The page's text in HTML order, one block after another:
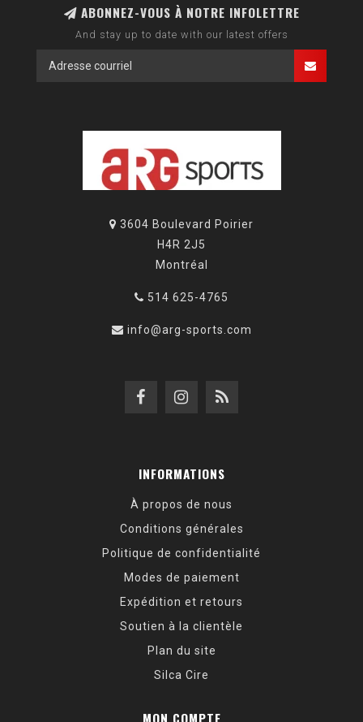
ABONNEZ-VOUS À NOTRE INFOLETTRE
And stay up to date with our latest offers
3604 Boulevard Poirier
H4R 2J5
Montréal
514 625-4765
info@arg-sports.com
INFORMATIONS
À propos de nous
Conditions générales
Politique de confidentialité
Modes de paiement
Expédition et retours
Soutien à la clientèle
Plan du site
Silca Cire
MON COMPTE